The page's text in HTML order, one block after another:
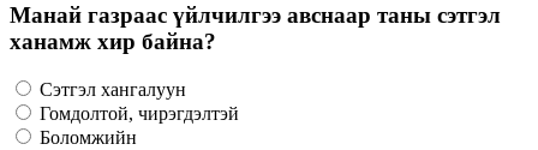
Манай газраас үйлчилгээ авснаар таны сэтгэл
ханамж хир байна?
Сэтгэл хангалуун
Гомдолтой, чирэгдэлтэй
Боломжийн